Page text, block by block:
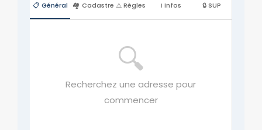
📋 Général 🏘️ Cadastre ⚠️ Règles ℹ️ Infos 🔒 SUP
🔍
Recherchez une adresse pour
commencer